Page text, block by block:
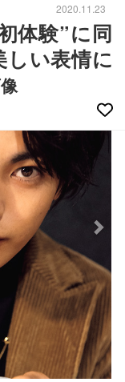
2020.11.23
体験”に同
い表情に